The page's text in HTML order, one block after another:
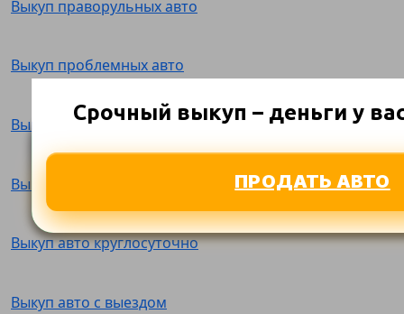
Срочный выкуп – деньги у
ПРОДАТЬ АВТО
Выкуп праворульных авто
Выкуп проблемных авто
Выкуп утилизированных авто
Выкуп авто за наличные
Выкуп авто круглосуточно
Выкуп авто с выездом